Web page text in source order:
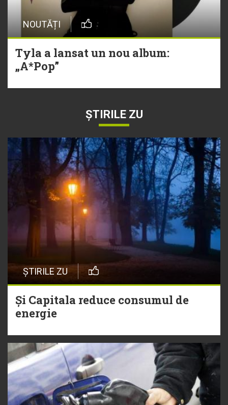
NOUTĂȚI
Tyla a lansat un nou album:
„A*Pop”
ȘTIRILE ZU
ȘTIRILE ZU
Și Capitala reduce consumul de
energie